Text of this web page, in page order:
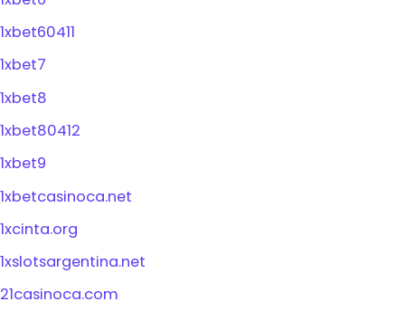
1xbet60411
1xbet7
1xbet8
1xbet80412
1xbet9
1xbetcasinoca.net
1xcinta.org
1xslotsargentina.net
21casinoca.com